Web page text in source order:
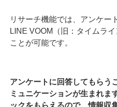
リサーチ機能では、アンケー
LINE VOOM（旧：タイムラ
ことが可能です。
アンケートに回答してもらう
ミュニケーションが生まれま
ックをもらえるので、情報収